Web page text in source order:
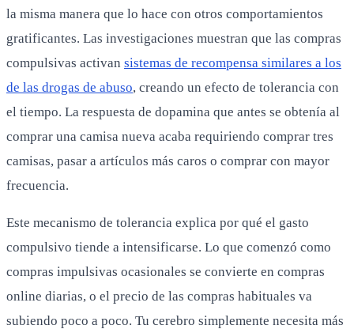
la misma manera que lo hace con otros comportamientos
gratificantes. Las investigaciones muestran que las compras
compulsivas activan sistemas de recompensa similares a los
de las drogas de abuso, creando un efecto de tolerancia con
el tiempo. La respuesta de dopamina que antes se obtenía al
comprar una camisa nueva acaba requiriendo comprar tres
camisas, pasar a artículos más caros o comprar con mayor
frecuencia.
Este mecanismo de tolerancia explica por qué el gasto
compulsivo tiende a intensificarse. Lo que comenzó como
compras impulsivas ocasionales se convierte en compras
online diarias, o el precio de las compras habituales va
subiendo poco a poco. Tu cerebro simplemente necesita más